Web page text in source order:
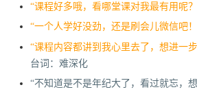
“课程好多哦，看哪堂课对我最有用呢
“一个人学好没劲，还是刷会儿微信吧
“课程内容都讲到我心里去了，想进一
台词：难深化
“不知道是不是年纪大了，看过就忘，